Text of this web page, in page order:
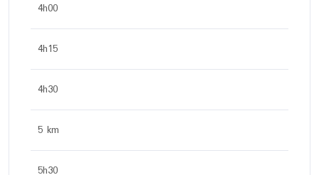
4h00
4h15
4h30
5 km
5h30